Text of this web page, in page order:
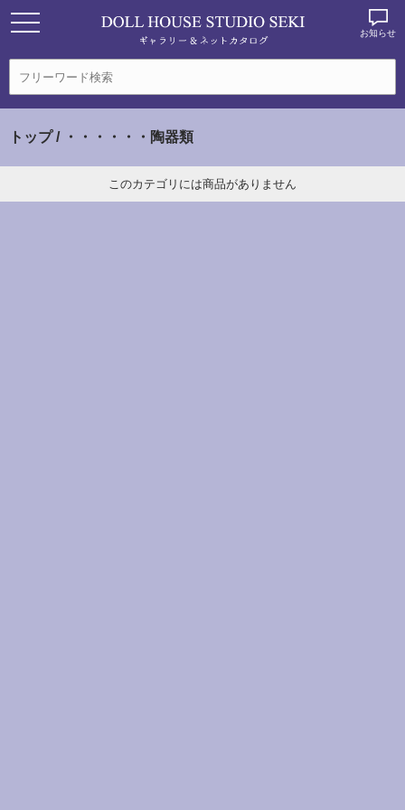
お知らせ
トップ/ ・・・・・・陶器類
このカテゴリには商品がありません